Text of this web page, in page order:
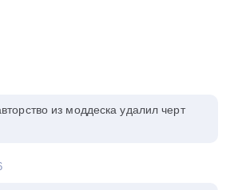
из моддеска удалил черт